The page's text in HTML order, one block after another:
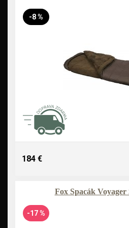
-8 %
184 €
Fox Spacák Voyager
-17 %